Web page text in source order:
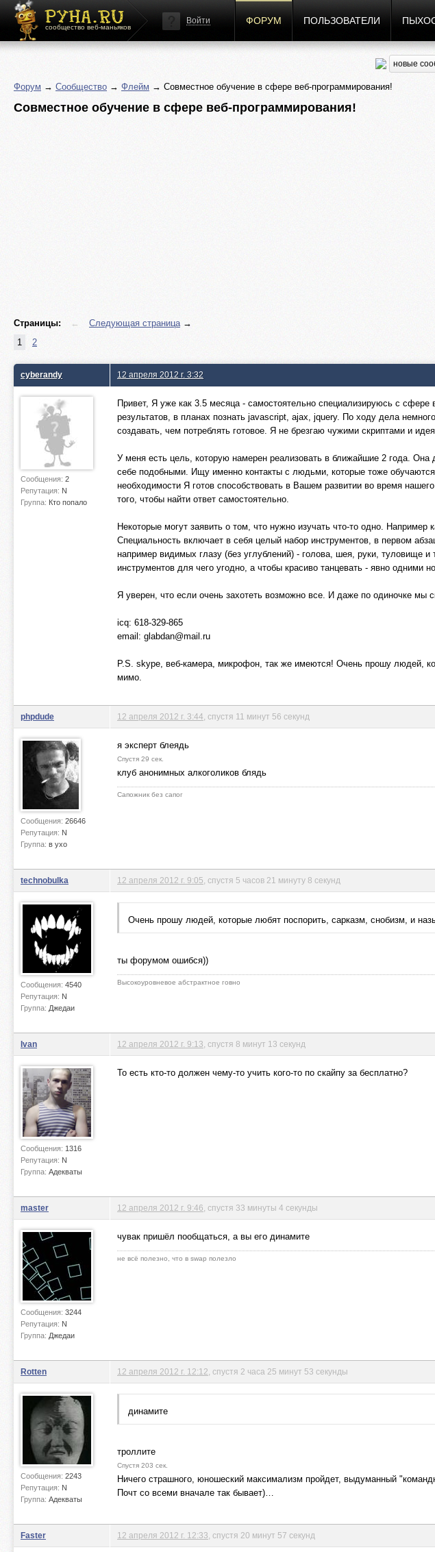
сообщество веб-маньяков
Войти ФОРУМ ПОЛЬЗОВАТЕЛИ
новые
Форум → Сообщество → Флейм → Совместное обучение в сфере веб-программирования!
Совместное обучение в сфере веб-программирования!
Страницы: ← Следующая страница→
1
2
cyberandy
Сообщения: 2
Репутация: N
Группа: Кто попало
12 апреля 2012 г. 3:32
Привет, Я уже как 3.5 месяца - самостоятельно специализируюсь с
результатов, в планах познать javascript, ajax, jquery. По ходу дела
создавать, чем потреблять готовое. Я не брезгаю чужими скриптами и
У меня есть цель, которую намерен реализовать в ближайшие 2 года.
себе подобными. Ищу именно контакты с людьми, которые тоже
необходимости Я готов способствовать в Вашем развитии во время
того, чтобы найти ответ самостоятельно.
Некоторые могут заявить о том, что нужно изучать что-то одно.
Специальность включает в себя целый набор инструментов, в первом
например видимых глазу (без углублений) - голова, шея, руки, туловище
инструментов для чего угодно, а чтобы красиво танцевать - явно одними
Я уверен, что если очень захотеть возможно все. И даже по одиночке мы
icq: 618-329-865
email: glabdan@mail.ru
P.S. skype, веб-камера, микрофон, так же имеются! Очень прошу людей,
мимо.
phpdude
Сообщения: 26646
Репутация: N
Группа: в ухо
12 апреля 2012 г. 3:44 , спустя 11 минут 56 секунд
я эксперт блеядь
Спустя 29 сек.
клуб анонимных алкоголиков блядь
Сапожник без сапог
technobulka
Сообщения: 4540
Репутация: N
Группа: Джедаи
12 апреля 2012 г. 9:05 , спустя 5 часов 21 минуту 8 секунд
Очень прошу людей, которые любят поспорить, сарказм, снобизм, и
ты форумом ошибся))
Высокоуровневое абстрактное говно
Ivan
Сообщения: 1316
Репутация: N
Группа: Адекваты
12 апреля 2012 г. 9:13 , спустя 8 минут 13 секунд
То есть кто-то должен чему-то учить кого-то по скайпу за бесплатно?
master
Сообщения: 3244
Репутация: N
Группа: Джедаи
12 апреля 2012 г. 9:46 , спустя 33 минуты 4 секунды
чувак пришёл пообщаться, а вы его динамите
не всё полезно, что в swap полезло
Rotten
Сообщения: 2243
Репутация: N
Группа: Адекваты
12 апреля 2012 г. 12:12 , спустя 2 часа 25 минут 53 секунды
динамите
троллите
Спустя 203 сек.
Ничего страшного, юношеский максимализм пройдет, выдуманный
Почт со всеми вначале так бывает)…
Faster 12 апреля 2012 г. 12:33 , спустя 20 минут 57 секунд